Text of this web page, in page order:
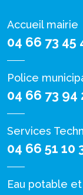
Accueil mairie
04 66 73 45
Police
04 66 73 94
Services
04 66 51 10
Eau potable